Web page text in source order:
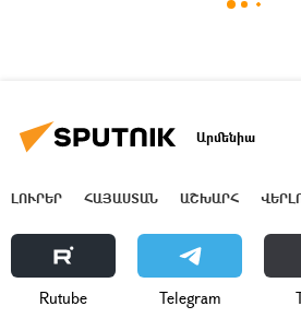
Արմենիա
ԼՈՒՐԵՐ ՀԱՅԱՍՏԱՆ ԱՇԽԱՐՀ
Rutube Telegram